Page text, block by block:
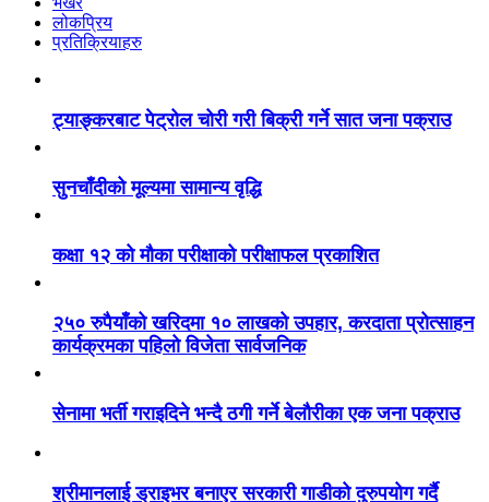
लोकप्रिय
प्रतिक्रियाहरु
ट्याङ्करबाट पेट्रोल चोरी गरी बिक्री गर्ने सात जना पक्राउ
सुनचाँदीको मूल्यमा सामान्य वृद्धि
कक्षा १२ को मौका परीक्षाको परीक्षाफल प्रकाशित
२५० रुपैयाँको खरिदमा १० लाखको उपहार, करदाता प्रोत्साहन
कार्यक्रमका पहिलो विजेता सार्वजनिक
सेनामा भर्ती गराइदिने भन्दै ठगी गर्ने बेलौरीका एक जना पक्राउ
श्रीमानलाई ड्राइभर बनाएर सरकारी गाडीको दुरुपयोग गर्दै